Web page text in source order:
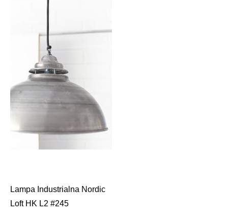
Nawigacja
Lampa Industrialna Nordic
Loft HK L2 #245